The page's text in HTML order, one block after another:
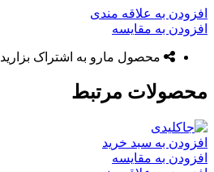
افزودن به علاقه مندی
افزودن به مقایسه
محصول مارو به اشتراک بزارید
محصولات مرتبط
افزودن به سبد خرید
افزودن به مقایسه